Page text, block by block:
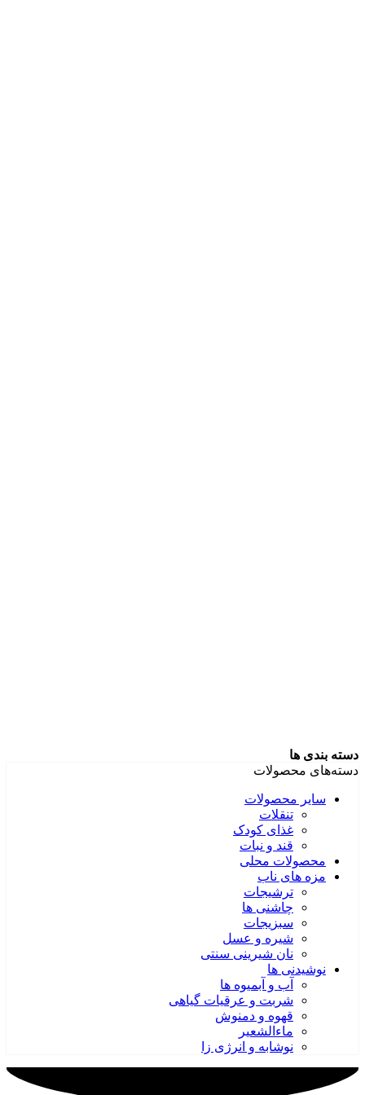
دسته بندی ها
دسته‌های محصولات
سایر محصولات
تنقلات
غذای کودک
قند و نبات
محصولات محلی
مزه های ناب
ترشیجات
چاشنی ها
سبزیجات
شیره و عسل
نان شیرینی سنتی
نوشیدنی ها
آب و آبمیوه ها
شربت و عرقیات گیاهی
قهوه و دمنوش
ماءالشعیر
نوشابه و انرژی زا